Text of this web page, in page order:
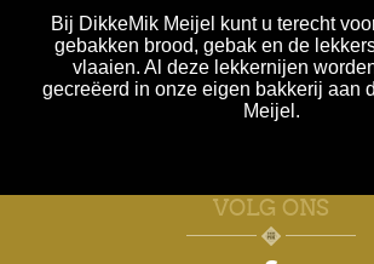
Bij DikkeMik Meijel kunt u terecht
gebakken brood, gebak en de
vlaaien. Al deze lekkernijen
gecreëerd in onze eigen bakkerij aan
Meijel.
VOLG ONS